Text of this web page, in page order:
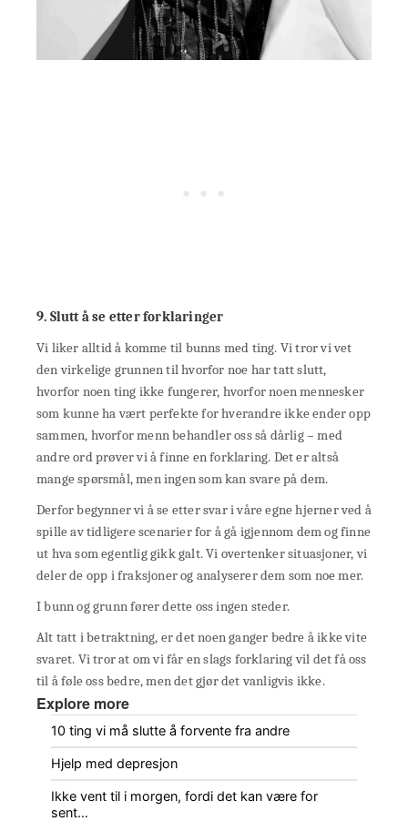
9. Slutt å se etter forklaringer
Vi liker alltid å komme til bunns med ting. Vi tror vi vet
den virkelige grunnen til hvorfor noe har tatt slutt,
hvorfor noen ting ikke fungerer, hvorfor noen mennesker
som kunne ha vært perfekte for hverandre ikke ender opp
sammen, hvorfor menn behandler oss så dårlig – med
andre ord prøver vi å finne en forklaring. Det er altså
mange spørsmål, men ingen som kan svare på dem.
Derfor begynner vi å se etter svar i våre egne hjerner ved å
spille av tidligere scenarier for å gå igjennom dem og finne
ut hva som egentlig gikk galt. Vi overtenker situasjoner, vi
deler de opp i fraksjoner og analyserer dem som noe mer.
I bunn og grunn fører dette oss ingen steder.
Alt tatt i betraktning, er det noen ganger bedre å ikke vite
svaret. Vi tror at om vi får en slags forklaring vil det få oss
til å føle oss bedre, men det gjør det vanligvis ikke.
Explore more
10 ting vi må slutte å forvente fra andre
Hjelp med depresjon
Ikke vent til i morgen, fordi det kan være for
sent…